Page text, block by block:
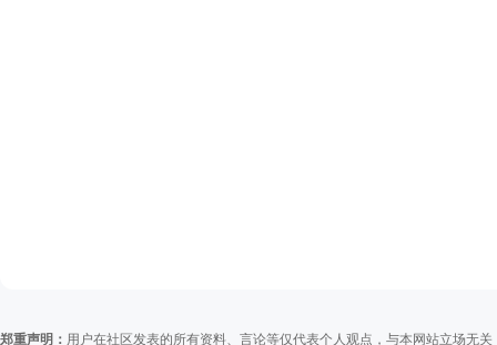
郑重声明： 用户在社区发表的所有资料、言论等仅代表个人观点，与本网站立场无